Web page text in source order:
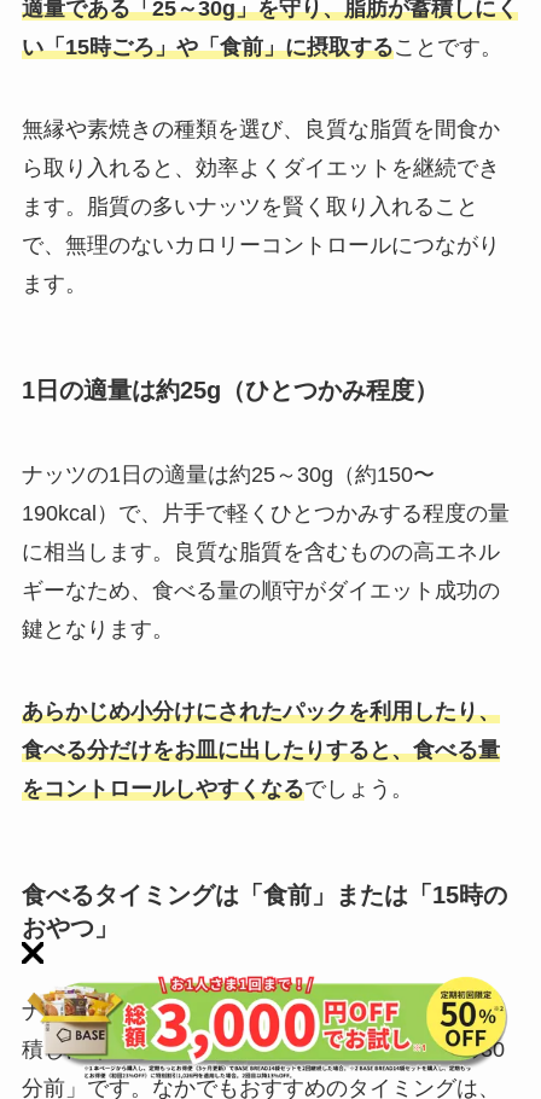
適量である「25～30g」を守り、脂肪が蓄積しにく
い「15時ごろ」や「食前」に摂取することです。
無縁や素焼きの種類を選び、良質な脂質を間食か
ら取り入れると、効率よくダイエットを継続でき
ます。脂質の多いナッツを賢く取り入れること
で、無理のないカロリーコントロールにつながり
ます。
1日の適量は約25g（ひとつかみ程度）
ナッツの1日の適量は約25～30g（約150〜
190kcal）で、片手で軽くひとつかみする程度の量
に相当します。良質な脂質を含むものの高エネル
ギーなため、食べる量の順守がダイエット成功の
鍵となります。
あらかじめ小分けにされたパックを利用したり、
食べる分だけをお皿に出したりすると、食べる量
をコントロールしやすくなるでしょう。
食べるタイミングは「食前」または「15時の
おやつ」
ナッツを食べる効率的なタイミングは、脂肪が蓄
積しにくい「15時ごろの間食」または「食事の30
分前」です。なかでもおすすめのタイミングは、